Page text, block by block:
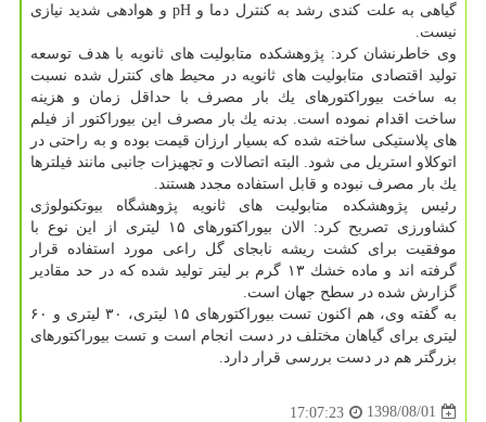
گیاهی به علت كندی رشد به كنترل دما و pH و هوادهی شدید نیازی
نیست.
وی خاطرنشان كرد: پژوهشكده متابولیت های ثانویه با هدف توسعه
تولید اقتصادی متابولیت های ثانویه در محیط های كنترل شده نسبت
به ساخت بیوراكتورهای یك بار مصرف با حداقل زمان و هزینه
ساخت اقدام نموده است. بدنه یك بار مصرف این بیوراكتور از فیلم
های پلاستیكی ساخته شده كه بسیار ارزان قیمت بوده و به راحتی در
اتوكلاو استریل می شود. البته اتصالات و تجهیزات جانبی مانند فیلترها
یك بار مصرف نبوده و قابل استفاده مجدد هستند.
رئیس پژوهشكده متابولیت های ثانویه پژوهشگاه بیوتكنولوژی
كشاورزی تصریح كرد: الان بیوراكتورهای ۱۵ لیتری از این نوع با
موفقیت برای كشت ریشه نابجای گل راعی مورد استفاده قرار
گرفته اند و ماده خشك ۱۳ گرم بر لیتر تولید شده كه در حد مقادیر
گزارش شده در سطح جهان است.
به گفته وی، هم اكنون تست بیوراكتورهای ۱۵ لیتری، ۳۰ لیتری و ۶۰
لیتری برای گیاهان مختلف در دست انجام است و تست بیوراكتورهای
بزرگتر هم در دست بررسی قرار دارد.
1398/08/01
17:07:23